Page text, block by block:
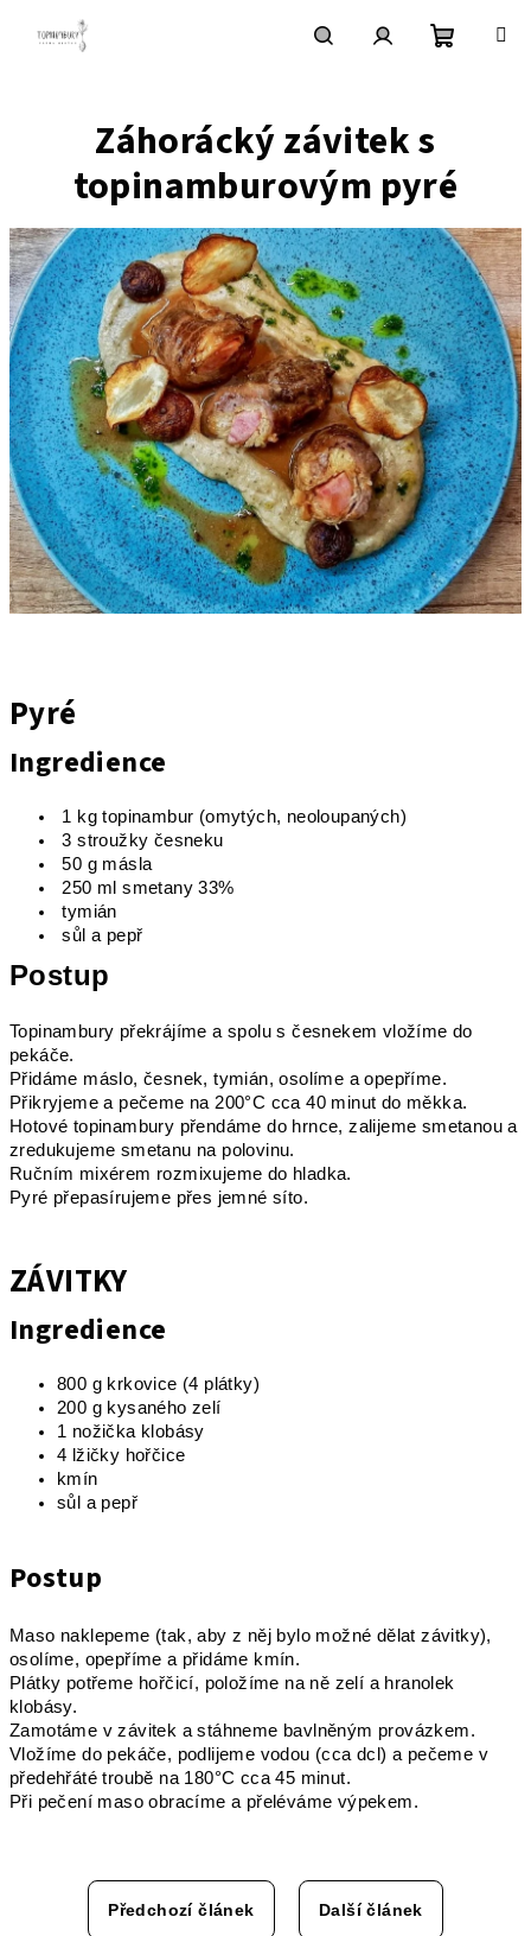
Záhorácký závitek s
topinamburovým pyré
Pyré
Ingredience
1 kg topinambur (omytých, neoloupaných)
3 stroužky česneku
50 g másla
250 ml smetany 33%
tymián
sůl a pepř
Postup
Topinambury překrájíme a spolu s česnekem vložíme do
pekáče.
Přidáme máslo, česnek, tymián, osolíme a opepříme.
Přikryjeme a pečeme na 200°C cca 40 minut do měkka.
Hotové topinambury přendáme do hrnce, zalijeme smetanou a
zredukujeme smetanu na polovinu.
Ručním mixérem rozmixujeme do hladka.
Pyré přepasírujeme přes jemné síto.
ZÁVITKY
Ingredience
800 g krkovice (4 plátky)
200 g kysaného zelí
1 nožička klobásy
4 lžičky hořčice
kmín
sůl a pepř
Postup
Maso naklepeme (tak, aby z něj bylo možné dělat závitky),
osolíme, opepříme a přidáme kmín.
Plátky potřeme hořčicí, položíme na ně zelí a hranolek
klobásy.
Zamotáme v závitek a stáhneme bavlněným provázkem.
Vložíme do pekáče, podlijeme vodou (cca dcl) a pečeme v
předehřáté troubě na 180°C cca 45 minut.
Při pečení maso obracíme a přeléváme výpekem.
Předchozí článek Další článek